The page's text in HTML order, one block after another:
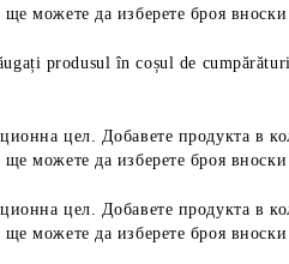
можете да изберете броя вноски
produsul în coșul de
цел. Добавете продукта в
можете да изберете броя вноски
цел. Добавете продукта в
можете да изберете броя вноски